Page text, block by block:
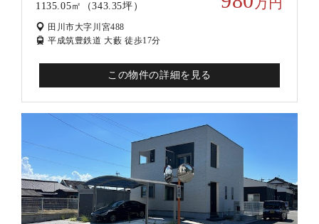
1135.05㎡（343.35坪）
田川市大字川宮488
平成筑豊鉄道 大藪 徒歩17分
この物件の詳細を見る